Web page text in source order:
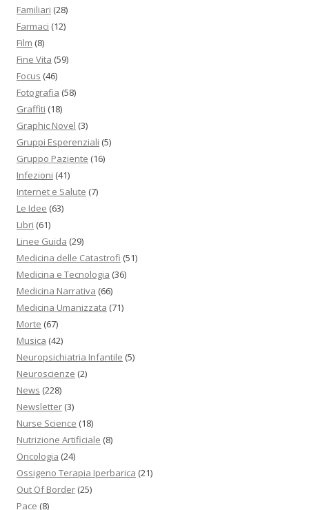
Familiari (28)
Farmaci (12)
Film (8)
Fine Vita (59)
Focus (46)
Fotografia (58)
Graffiti (18)
Graphic Novel (3)
Gruppi Esperenziali (5)
Gruppo Paziente (16)
Infezioni (41)
Internet e Salute (7)
Le Idee (63)
Libri (61)
Linee Guida (29)
Medicina delle Catastrofi (51)
Medicina e Tecnologia (36)
Medicina Narrativa (66)
Medicina Umanizzata (71)
Morte (67)
Musica (42)
Neuropsichiatria Infantile (5)
Neuroscienze (2)
News (228)
Newsletter (3)
Nurse Science (18)
Nutrizione Artificiale (8)
Oncologia (24)
Ossigeno Terapia Iperbarica (21)
Out Of Border (25)
Pace (8)